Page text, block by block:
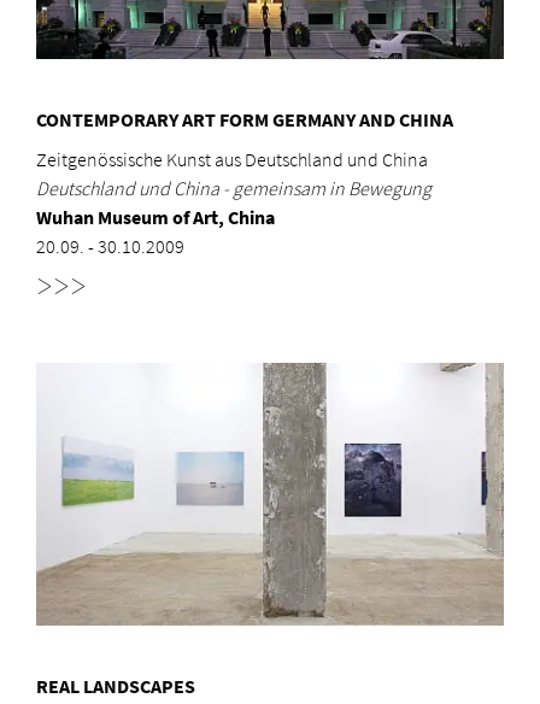
CONTEMPORARY ART FORM GERMANY AND CHINA
Zeitgenössische Kunst aus Deutschland und China
Deutschland und China - gemeinsam in Bewegung
Wuhan Museum of Art, China
20.09. - 30.10.2009
>>>
REAL LANDSCAPES